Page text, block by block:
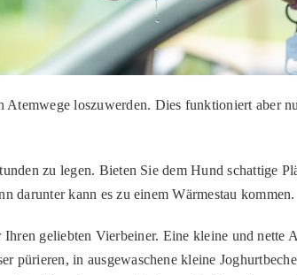
loszuwerden. Dies funktioniert aber
zu legen. Bieten Sie dem Hund schattige
darunter kann es zu einem Wärmestau kommen.
geliebten Vierbeiner. Eine kleine und nette
pürieren, in ausgewaschene kleine